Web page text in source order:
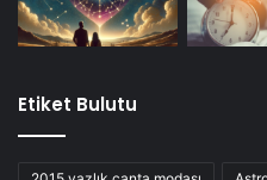
Etiket Bulutu